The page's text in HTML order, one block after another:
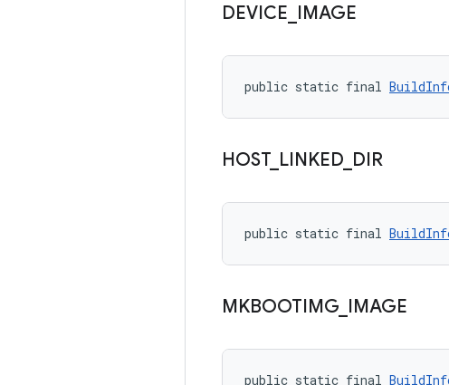
DEVICE IMAGE
public static final
HOST_ LINKED DIR
public static final
MKBOOTIMG IMAGE
public static final